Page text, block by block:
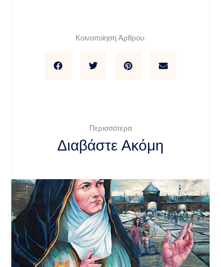
Κοινοποίηση Άρθρου:
Περισσότερα
Διαβάστε Ακόμη